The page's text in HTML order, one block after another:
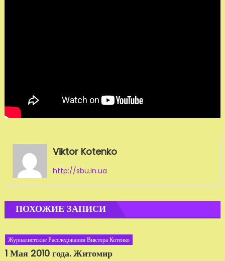
Viktor Kotenko
http://sbu.in.ua
ПОХОЖИЕ ЗАПИСИ
Журналистские Расследования Виктора Котенко
1 Мая 2010 года. Житомир